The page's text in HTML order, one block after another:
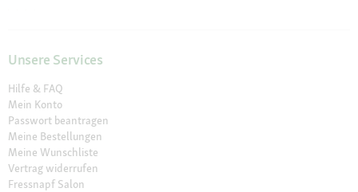
Unsere Services
Hilfe & FAQ
Mein Konto
Passwort beantragen
Meine Bestellungen
Meine Wunschliste
Vertrag widerrufen
Fressnapf Salon